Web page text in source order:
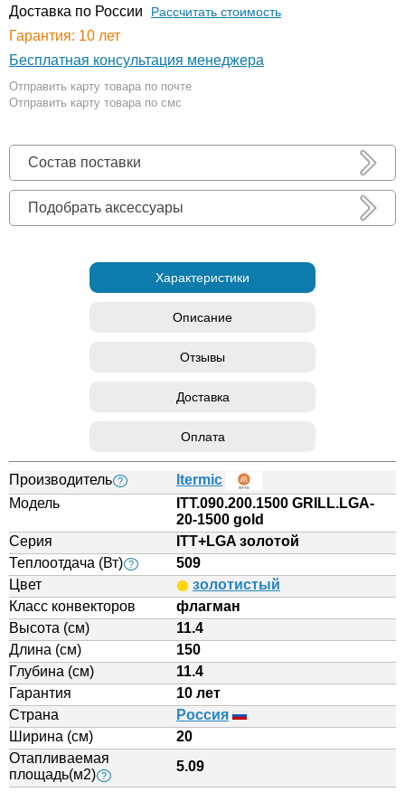
Доставка по России Рассчитать стоимость
Гарантия: 10 лет
Бесплатная консультация менеджера
Отправить карту товара по почте
Отправить карту товара по смс
Состав поставки
Подобрать аксессуары
Характеристики
Описание
Отзывы
Доставка
Оплата
Производитель ?
Itermic
Модель
ITT.090.200.1500 GRILL.LGA-
20-1500 gold
Серия
ITT+LGA золотой
Теплоотдача (Вт) ?
509
Цвет
золотистый
Класс конвекторов
флагман
Высота (см)
11.4
Длина (см)
150
Глубина (см)
11.4
Гарантия
10 лет
Страна
Россия
Ширина (см)
20
Отапливаемая
площадь(м2) ?
5.09